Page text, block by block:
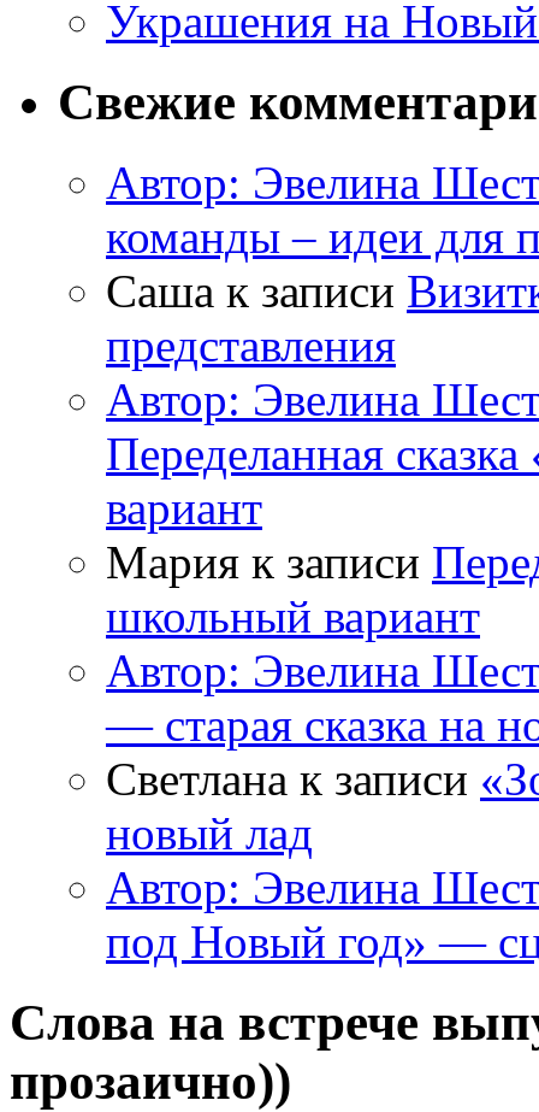
Украшения на
Свежие
Автор: Эвелина
команды – идеи для
Саша к записи
представления
Автор: Эвелина
Переделанная
вариант
Мария к записи
школьный вариант
Автор: Эвелина
— старая сказка на
Светлана к записи
новый лад
Автор: Эвелина
под Новый год» —
Слова на встрече
прозаично))